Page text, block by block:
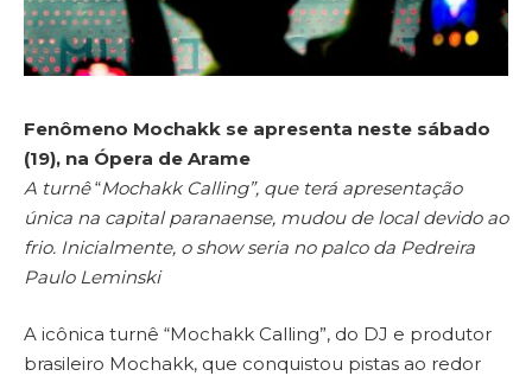
Fenômeno Mochakk se apresenta neste sábado
(19), na Ópera de Arame
A turnê“Mochakk Calling”, que terá apresentação
única na capital paranaense, mudou de local devido ao
frio. Inicialmente, o show seria no palco da Pedreira
Paulo Leminski
A icônica turnê “Mochakk Calling”, do DJ e produtor
brasileiro Mochakk, que conquistou pistas ao redor